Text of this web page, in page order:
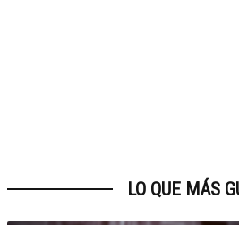
LO QUE MÁS